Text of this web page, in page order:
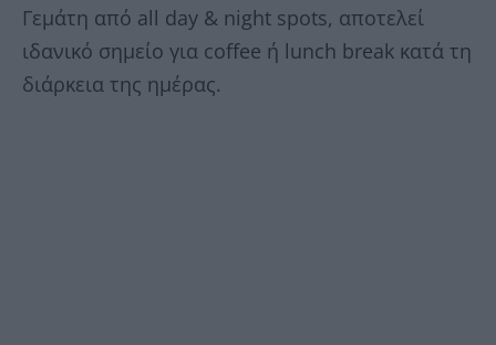
Γεμάτη από all day & night spots, αποτελεί
ιδανικό σημείο για coffee ή lunch break κατά τη
διάρκεια της ημέρας.